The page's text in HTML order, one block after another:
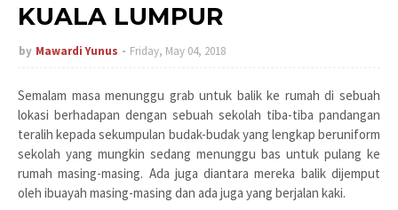
KUALA LUMPUR
by Mawardi Yunus Friday, May 04, 2018
Semalam masa menunggu grab untuk balik ke rumah di sebuah
lokasi berhadapan dengan sebuah sekolah tiba-tiba pandangan
teralih kepada sekumpulan budak-budak yang lengkap beruniform
sekolah yang mungkin sedang menunggu bas untuk pulang ke
rumah masing-masing. Ada juga diantara mereka balik dijemput
oleh ibuayah masing-masing dan ada juga yang berjalan kaki.